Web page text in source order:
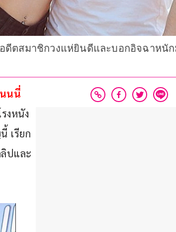
ดีตสมาชิกวงแห่ยินดีและบอกอิจฉาหนั
นนี่
งหนัง
เรียก
ปและ